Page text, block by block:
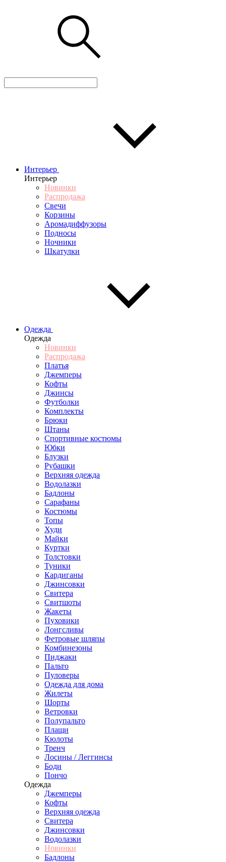
Интерьер
Интерьер
Новинки
Распродажа
Свечи
Корзины
Аромадиффузоры
Подносы
Ночники
Шкатулки
Одежда
Одежда
Новинки
Распродажа
Платья
Джемперы
Кофты
Джинсы
Футболки
Комплекты
Брюки
Штаны
Спортивные костюмы
Юбки
Блузки
Рубашки
Верхняя одежда
Водолазки
Бадлоны
Сарафаны
Костюмы
Топы
Худи
Майки
Куртки
Толстовки
Туники
Кардиганы
Джинсовки
Свитера
Свитшоты
Жакеты
Пуховики
Лонгсливы
Фетровые шляпы
Комбинезоны
Пиджаки
Пальто
Пуловеры
Одежда для дома
Жилеты
Шорты
Ветровки
Полупальто
Плащи
Кюлоты
Тренч
Лосины / Леггинсы
Боди
Пончо
Одежда
Джемперы
Кофты
Верхняя одежда
Свитера
Джинсовки
Водолазки
Новинки
Бадлоны